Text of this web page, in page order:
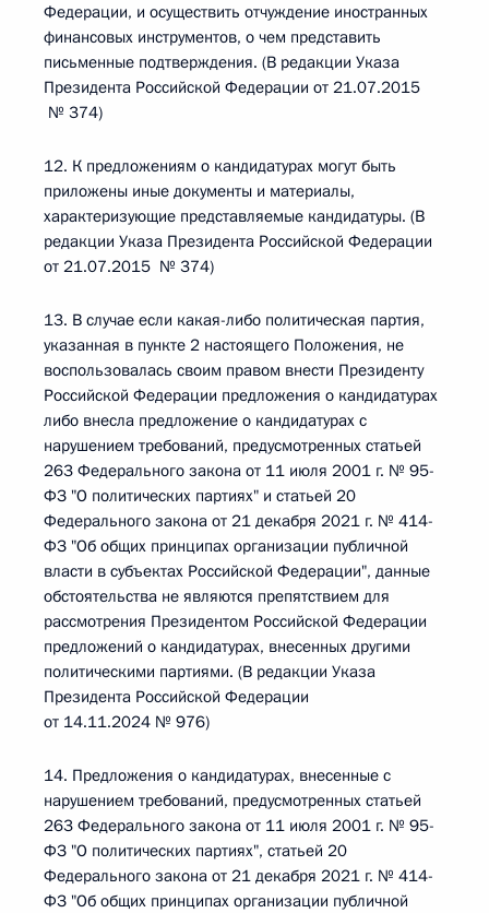
Федерации, и осуществить отчуждение иностранных
финансовых инструментов, о чем представить
письменные подтверждения. (В редакции Указа
Президента Российской Федерации от 21.07.2015
№ 374)
12. К предложениям о кандидатурах могут быть
приложены иные документы и материалы,
характеризующие представляемые кандидатуры. (В
редакции Указа Президента Российской Федерации
от 21.07.2015 № 374)
13. В случае если какая-либо политическая партия,
указанная в пункте 2 настоящего Положения, не
воспользовалась своим правом внести Президенту
Российской Федерации предложения о кандидатурах
либо внесла предложение о кандидатурах с
нарушением требований, предусмотренных статьей
263 Федерального закона от 11 июля 2001 г. № 95-
ФЗ "О политических партиях" и статьей 20
Федерального закона от 21 декабря 2021 г. № 414-
ФЗ "Об общих принципах организации публичной
власти в субъектах Российской Федерации", данные
обстоятельства не являются препятствием для
рассмотрения Президентом Российской Федерации
предложений о кандидатурах, внесенных другими
политическими партиями. (В редакции Указа
Президента Российской Федерации
от 14.11.2024 № 976)
14. Предложения о кандидатурах, внесенные с
нарушением требований, предусмотренных статьей
263 Федерального закона от 11 июля 2001 г. № 95-
ФЗ "О политических партиях", статьей 20
Федерального закона от 21 декабря 2021 г. № 414-
ФЗ "Об общих принципах организации публичной